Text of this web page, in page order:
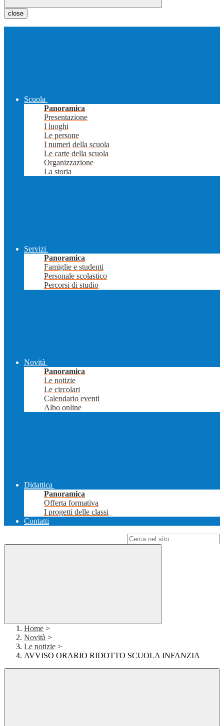
close
Scuola
Panoramica
Presentazione
I luoghi
Le persone
I numeri della scuola
Le carte della scuola
Organizzazione
La storia
Servizi
Panoramica
Famiglie e studenti
Personale scolastico
Percorsi di studio
Novità
Panoramica
Le notizie
Le circolari
Calendario eventi
Albo online
Didattica
Panoramica
Offerta formativa
I progetti delle classi
Contatti
Home >
Novità >
Le notizie >
AVVISO ORARIO RIDOTTO SCUOLA INFANZIA